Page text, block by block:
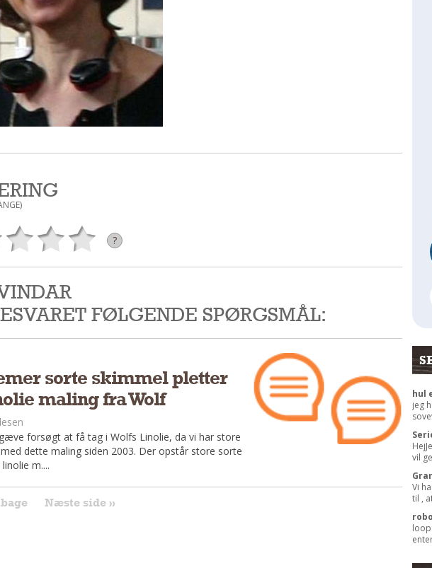
?
FØLGENDE SPØRGSMÅL:
sorte skimmel pletter
maling fra Wolf
forsøgt at få tag i Wolfs Linolie, da vi har store
dette maling siden 2003. Der opstår store sorte
m....
Næste side »
hul
jeg
vil
Vi
til ,